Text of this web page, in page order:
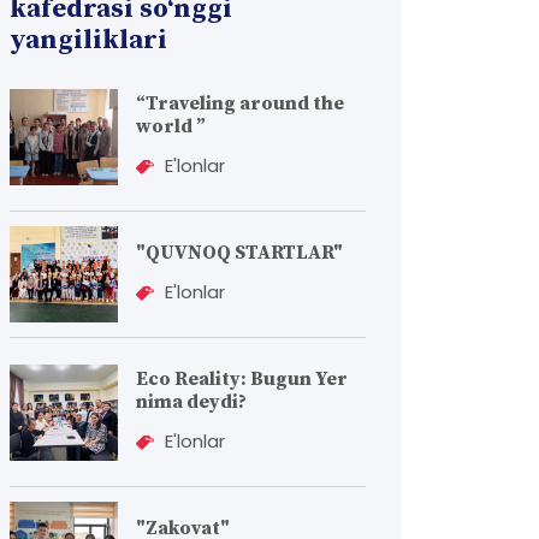
kafedrasi so‘nggi
yangiliklari
“Traveling around the
world ”
E'lonlar
"QUVNOQ STARTLAR"
E'lonlar
Eco Reality: Bugun Yer
nima deydi?
E'lonlar
"Zakovat"